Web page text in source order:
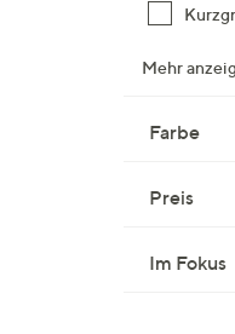
Mehr
Farbe
Preis
Im Fokus